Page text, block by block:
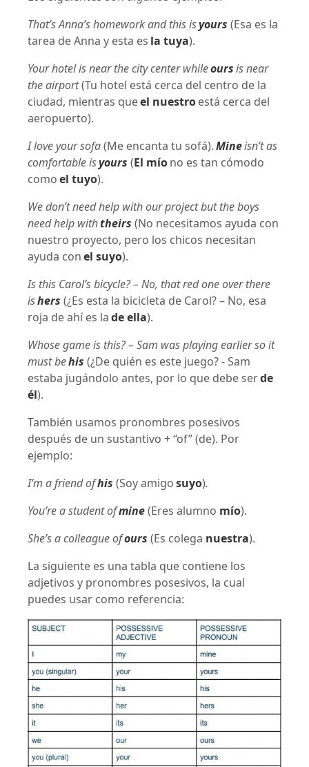
That’s Anna’s homework and this isyours (Esa es la
tarea de Anna y esta es la tuya).
Your hotel is near the city center whileoursis near
the airport(Tu hotel está cerca del centro de la
ciudad, mientras queel nuestroestá cerca del
aeropuerto).
I love your sofa(Me encanta tu sofá).Mineisn’t as
comfortable isyours (El míono es tan cómodo
comoel tuyo).
We don’t need help with our project but the boys
need help withtheirs (No necesitamos ayuda con
nuestro proyecto, pero los chicos necesitan
ayuda conel suyo).
Is this Carol’s bicycle? – No, that red one over there
ishers (¿Es esta la bicicleta de Carol? – No, esa
roja de ahí es lade ella).
Whose game is this? – Sam was playing earlier so it
must behis (¿De quién es este juego? - Sam
estaba jugándolo antes, por lo que debe serde
él).
También usamos pronombres posesivos
después de un sustantivo + “of” (de). Por
ejemplo:
I’m a friend ofhis (Soy amigosuyo).
You’re a student ofmine(Eres alumno mío).
She’s a colleague ofours (Es colega nuestra).
La siguiente es una tabla que contiene los
adjetivos y pronombres posesivos, la cual
puedes usar como referencia: